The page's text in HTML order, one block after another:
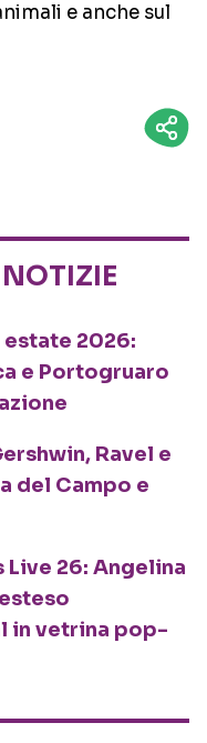
e anche sul
NOTIZIE
2026:
e Portogruaro
Ravel e
del Campo e
Live 26: Angelina
in vetrina pop-